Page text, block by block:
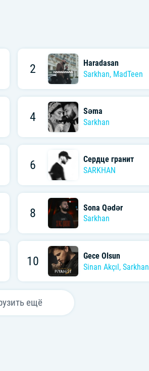
2
Haradasan
Sarkhan, MadTeen
4
Səma
Sarkhan
6
Сердце гранит
SARKHAN
8
Sona Qədər
Sarkhan
10
Gece Olsun
Sinan Akçıl, Sarkhan
ещё